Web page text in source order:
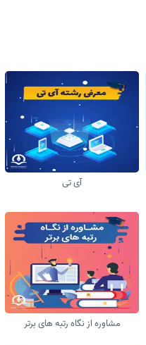
آی تی
مشاوره از نگاه رتبه های برتر